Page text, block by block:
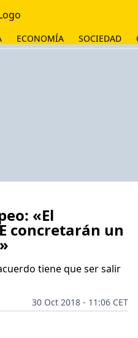
ECONOMÍA SOCIEDAD
«El
concretarán un
tiene que ser salir
30 Oct 2018 - 11:06 CET